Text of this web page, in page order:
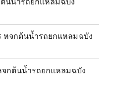
นน้ำรถยกแหลมฉบัง
หจกต้นน้ำรถยกแหลมฉบัง
จกต้นน้ำรถยกแหลมฉบัง